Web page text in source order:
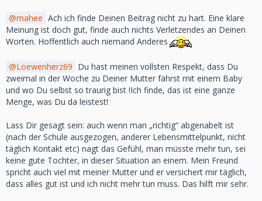
mahee Ach ich finde Deinen Beitrag nicht zu hart. Eine klare
Meinung ist doch gut, finde auch nichts Verletzendes an Deinen
Worten. Hoffentlich auch niemand Anderes
Loewenherz69 Du hast meinen vollsten Respekt, dass Du
zweimal in der Woche zu Deiner Mutter fährst mit einem Baby
und wo Du selbst so traurig bist !Ich finde, das ist eine ganze
Menge, was Du da leistest!
Lass Dir gesagt sein: auch wenn man „richtig“ abgenabelt ist
(nach der Schule ausgezogen, anderer Lebensmittelpunkt, nicht
täglich Kontakt etc) nagt das Gefühl, man müsste mehr tun, sei
keine gute Tochter, in dieser Situation an einem. Mein Freund
spricht auch viel mit meiner Mutter und er versichert mir täglich,
dass alles gut ist und ich nicht mehr tun muss. Das hilft mir sehr.